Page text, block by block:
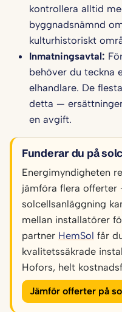
kontrollera alltid
byggnadsnämnd
kulturhistoriskt
Inmatningsavtal:
behöver du teckna
elhandlare. De
detta —
en avgift.
Funderar du på
Energimyndigheten
jämföra flera offerter
solcellsanläggning
mellan installatörer
partner HemSol får
kvalitetssäkrade
Hofors, helt
Jämför offerter på